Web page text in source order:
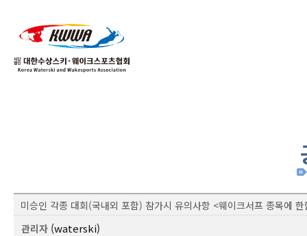
미승인 각종 대회(국내외 포함) 참가시 유의사항 <웨이크서프 종목에 한
관리자(waterski)